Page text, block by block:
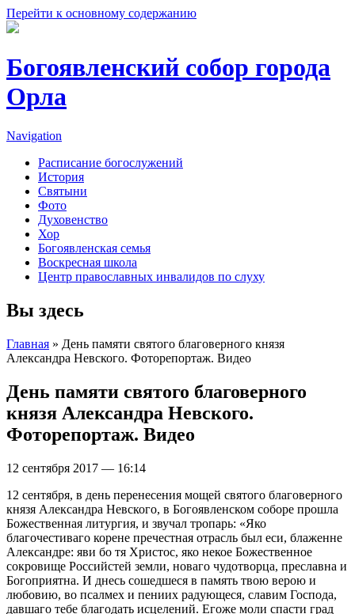
Перейти к основному содержанию
Богоявленский собор города
Орла
Navigation
Расписание богослужений
История
Святыни
Фото
Духовенство
Хор
Богоявленская семья
Воскресная школа
Центр православных инвалидов по слуху
Вы здесь
Главная » День памяти святого благоверного князя
Александра Невского. Фоторепортаж. Видео
День памяти святого благоверного
князя Александра Невского.
Фоторепортаж. Видео
12 сентября 2017 — 16:14
12 сентября, в день перенесения мощей святого благоверного
князя Александра Невского, в Богоявленском соборе прошла
Божественная литургия, и звучал тропарь: «Яко
благочестиваго корене пречестная отрасль был еси, блаженне
Александре: яви бо тя Христос, яко некое Божественное
сокровище Российстей земли, новаго чудотворца, преславна и
Богоприятна. И днесь сошедшеся в память твою верою и
любовию, во псалмех и пениих радующеся, славим Господа,
давшаго тебе благодать исцелений. Егоже моли спасти град